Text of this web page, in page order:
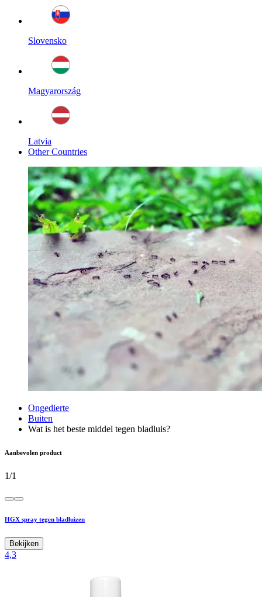
Slovensko
Magyarország
Latvia
Other Countries
Ongedierte
Buiten
Wat is het beste middel tegen bladluis?
Aanbevolen product
1/1
HGX spray tegen bladluizen
Bekijken
4,3